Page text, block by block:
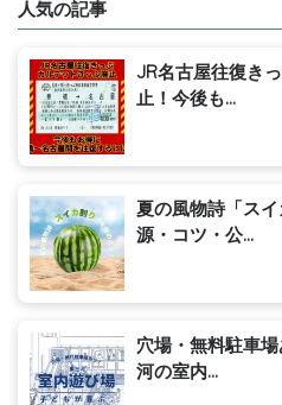
人気の記事
JR名古屋往復き
止！今後も...
夏の風物詩「ス
源・コツ・公...
穴場・無料駐車
河の室内...